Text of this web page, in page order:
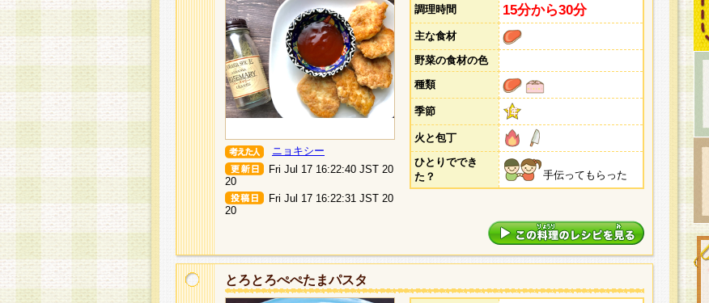
ニョキシー
Fri Jul 17 16:22:40 JST 20
20
Fri Jul 17 16:22:31 JST 20
20
調理時間 15分から30分
主な食材
野菜の食材の色
種類
季節
火と包丁
ひとりででき
た？
手伝ってもらった
とろとろぺぺたまパスタ